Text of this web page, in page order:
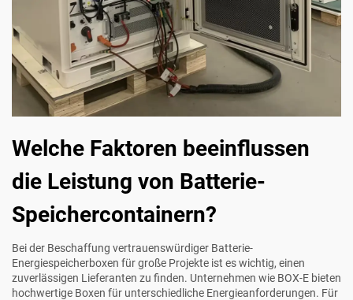
Welche Faktoren beeinflussen
die Leistung von Batterie-
Speichercontainern?
Bei der Beschaffung vertrauenswürdiger Batterie-
Energiespeicherboxen für große Projekte ist es wichtig, einen
zuverlässigen Lieferanten zu finden. Unternehmen wie BOX-E bieten
hochwertige Boxen für unterschiedliche Energieanforderungen. Für